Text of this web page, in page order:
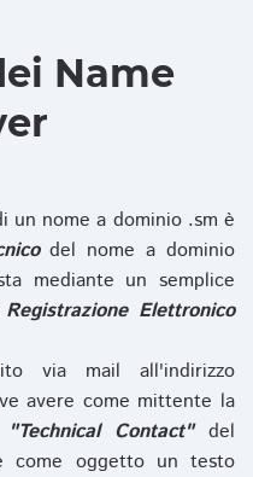
Name
un nome a dominio .sm è
del nome a dominio
mediante un semplice
Elettronico
via mail all'indirizzo
avere come mittente la
"Technical Contact"del
come oggetto un testo